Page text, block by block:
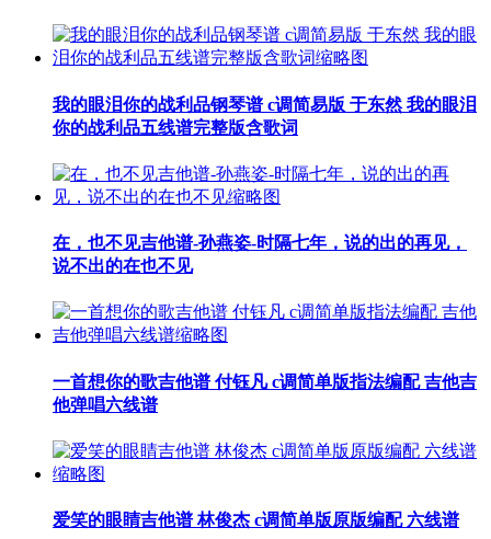
我的眼泪你的战利品钢琴谱 c调简易版 于东然 我的眼泪
你的战利品五线谱完整版含歌词
在，也不见吉他谱-孙燕姿-时隔七年，说的出的再见，
说不出的在也不见
一首想你的歌吉他谱 付钰凡 c调简单版指法编配 吉他吉
他弹唱六线谱
爱笑的眼睛吉他谱 林俊杰 c调简单版原版编配 六线谱